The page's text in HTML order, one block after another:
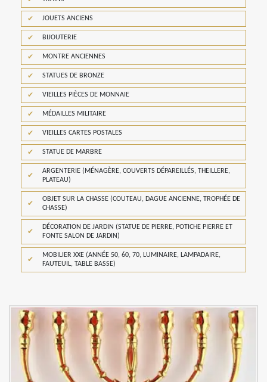
JOUETS ANCIENS
BIJOUTERIE
MONTRE ANCIENNES
STATUES DE BRONZE
VIEILLES PIÈCES DE MONNAIE
MÉDAILLES MILITAIRE
VIEILLES CARTES POSTALES
STATUE DE MARBRE
ARGENTERIE (MÉNAGÈRE, COUVERTS DÉPAREILLÉS, THEILLERE,
PLATEAU)
OBJET SUR LA CHASSE (COUTEAU, DAGUE ANCIENNE, TROPHÉE DE
CHASSE)
DÉCORATION DE JARDIN (STATUE DE PIERRE, POTICHE PIERRE ET
FONTE SALON DE JARDIN)
MOBILIER XXE (ANNÉE 50, 60, 70, LUMINAIRE, LAMPADAIRE,
FAUTEUIL, TABLE BASSE)